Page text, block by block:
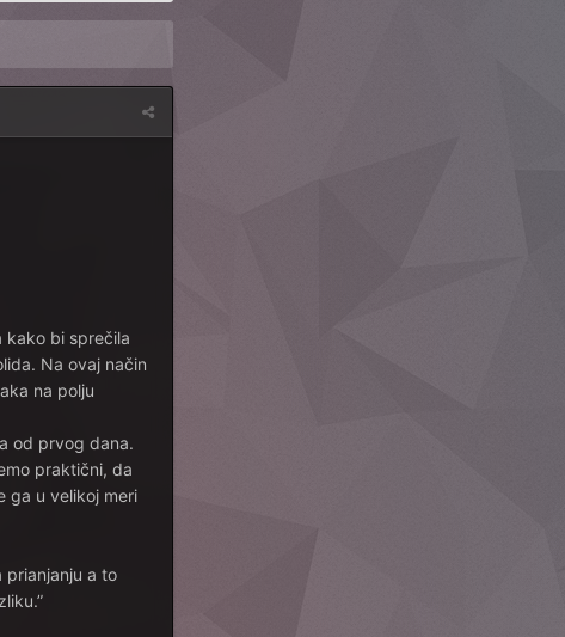
kako bi sprečila
Na ovaj način
na polju
od prvog dana.
praktični, da
ga u velikoj meri
prianjanju a to